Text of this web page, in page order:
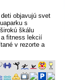
objavujú svet
s
škálu
fitness lekcií
v rezorte a